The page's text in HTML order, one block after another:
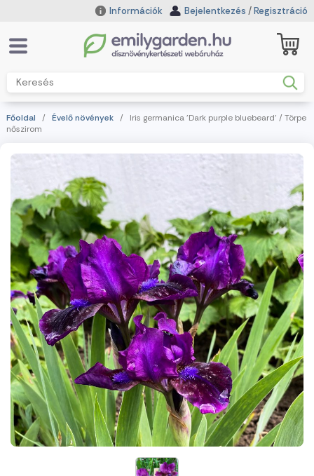
Információk Bejelentkezés /Regisztráció
Főoldal / Évelő növények / Iris germanica 'Dark purple bluebeard' / Törpe
nőszirom